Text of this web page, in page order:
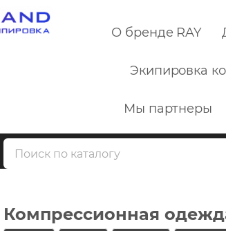
О бренде RAY
Экипировка
Мы партнеры
Компрессионная